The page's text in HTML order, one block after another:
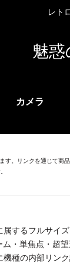
レト
魅惑
カメラ
。リンクを通じて商
するフルサイ
・単焦点・超
種の内部リン